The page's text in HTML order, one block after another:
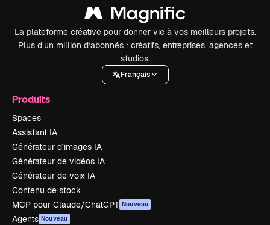
La plateforme créative pour donner vie à vos meilleurs projets.
Plus d’un million d’abonnés : créatifs, entreprises, agences et
studios.
Français
Produits
Spaces
Assistant IA
Générateur d’images IA
Générateur de vidéos IA
Générateur de voix IA
Contenu de stock
MCP pour Claude/ChatGPT Nouveau
Agents Nouveau